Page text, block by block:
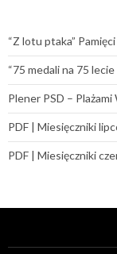
“Z lotu ptaka”
“75 medali na 75
Plener PSD – Plażami
PDF | Miesięczniki
PDF | Miesięczniki